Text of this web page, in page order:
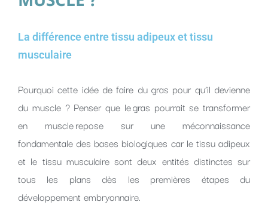
La différence entre tissu adipeux et tissu
musculaire
Pourquoi cette idée de faire du gras pour qu’il devienne
du muscle ? Penser que le gras pourrait se transformer
en muscle repose sur une méconnaissance
fondamentale des bases biologiques car le tissu adipeux
et le tissu musculaire sont deux entités distinctes sur
tous les plans dès les premières étapes du
développement embryonnaire.